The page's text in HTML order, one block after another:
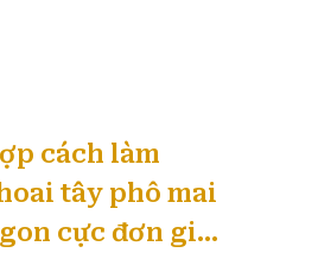
cách làm
tây phô mai
cực đơn giản